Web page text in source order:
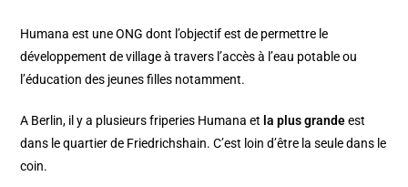
Humana est une ONG dont l’objectif est de permettre le
développement de village à travers l’accès à l’eau potable ou
l’éducation des jeunes filles notamment.
A Berlin, il y a plusieurs friperies Humana et la plus grandeest
dans le quartier de Friedrichshain. C’est loin d’être la seule dans le
coin.